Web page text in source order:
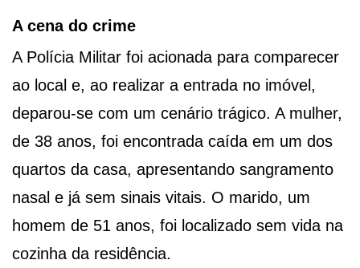
A cena do crime
A Polícia Militar foi acionada para comparecer
ao local e, ao realizar a entrada no imóvel,
deparou-se com um cenário trágico. A mulher,
de 38 anos, foi encontrada caída em um dos
quartos da casa, apresentando sangramento
nasal e já sem sinais vitais. O marido, um
homem de 51 anos, foi localizado sem vida na
cozinha da residência.